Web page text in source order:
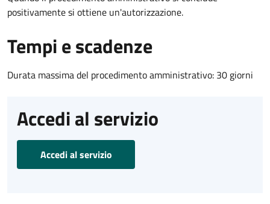
positivamente si ottiene un'autorizzazione.
Tempi e scadenze
Durata massima del procedimento amministrativo: 30 giorni
Accedi al servizio
Accedi al servizio